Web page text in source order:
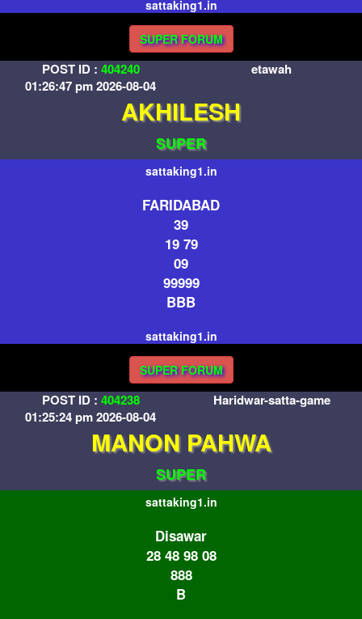
sattaking1.in
SUPER FORUM
POST ID : 404240
01:26:47 pm 2026-08-04
etawah
AKHILESH
SUPER
sattaking1.in
FARIDABAD
39
19 79
09
99999
BBB
sattaking1.in
SUPER FORUM
POST ID : 404238
01:25:24 pm 2026-08-04
Haridwar-satta-game
MANON PAHWA
SUPER
sattaking1.in
Disawar
28 48 98 08
888
B